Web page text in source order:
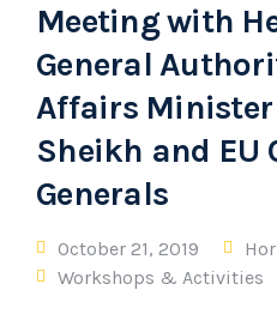
Meeting with
General
Affairs Minister
Sheikh and EU
Generals
October 21, 2019
Workshops & Activities